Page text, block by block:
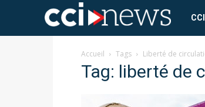
CCI
News
CCI
Accueil Tags Liberté de
Tag: liberté de